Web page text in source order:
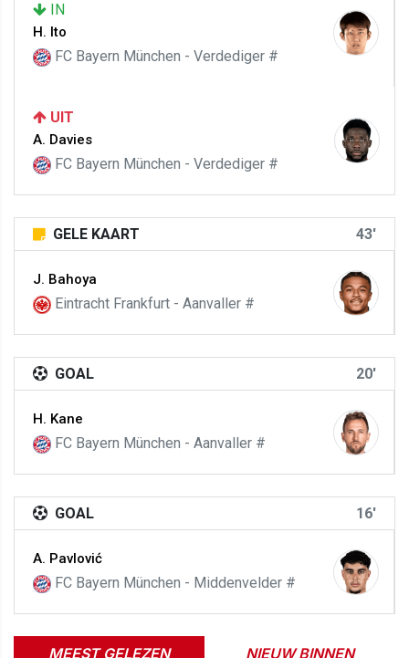
IN
H. Ito
FC Bayern München - Verdediger #
UIT
A. Davies
FC Bayern München - Verdediger #
GELE KAART 43'
J. Bahoya
Eintracht Frankfurt - Aanvaller #
GOAL 20'
H. Kane
FC Bayern München - Aanvaller #
GOAL 16'
A. Pavlović
FC Bayern München - Middenvelder #
MEEST GELEZEN NIEUW BINNEN